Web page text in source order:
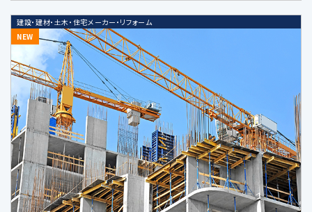
め秘密保持の義務を負わせている場合
データのハッシュ化、統計化の方法等に
より特定の個人を識別できない形式に加
工したデータまたは統計情報（統計デー
タ）として提供する場合
次条に定める外国にある第三者に提供
する場合
その他法令の規定により個人情報の第三
者提供が認められている場合
建設・建材・土木・住宅メーカー・リフォーム
NEW